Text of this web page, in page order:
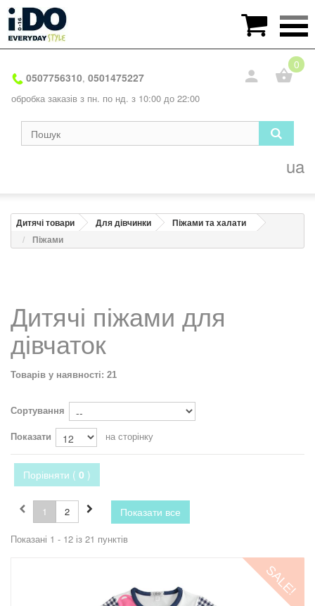
0507756310, 0501475227
обробка заказів з пн. по нд. з 10:00 до 22:00
0
ua
Дитячі товари Для дівчинки
Піжами та халати
Піжами
Дитячі піжами для
дівчаток
Товарів у наявності: 21
Сортування
Показати
на сторінку
Порівняти ( 0 )
Показати все
1 2
Показані 1 - 12 із 21 пунктів
SALE!
